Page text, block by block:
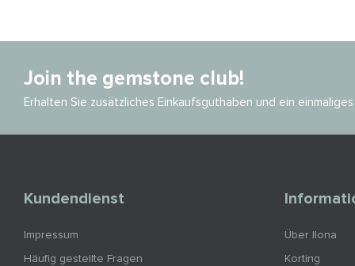
Join the gemstone club!
Erhalten Sie zusätzliches Einkaufsguthaben und ein
Kundendienst
Impressum
Häufig gestellte Fragen
Über Ilona
Korting